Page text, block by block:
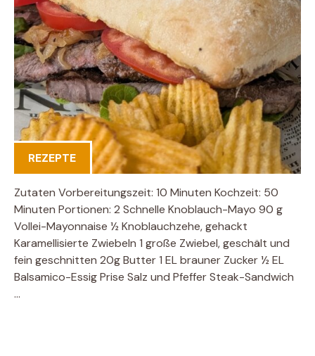
REZEPTE
Zutaten Vorbereitungszeit: 10 Minuten Kochzeit: 50
Minuten Portionen: 2 Schnelle Knoblauch-Mayo 90 g
Vollei-Mayonnaise ½ Knoblauchzehe, gehackt
Karamellisierte Zwiebeln 1 große Zwiebel, geschält und
fein geschnitten 20g Butter 1 EL brauner Zucker ½ EL
Balsamico-Essig Prise Salz und Pfeffer Steak-Sandwich
…